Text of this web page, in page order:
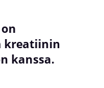
kreatiinin
kanssa.